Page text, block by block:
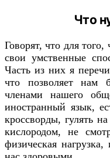
Что
Говорят, что для
свои умственные
Часть из них я
что позволяет нам
членами нашего
иностранный язык,
кроссворды, гулять
кислородом, не
физическая